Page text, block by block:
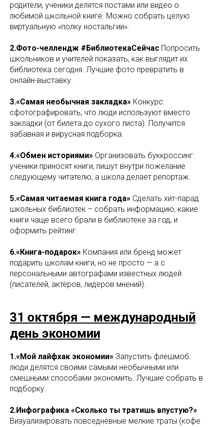
родители, ученики делятся постами или видео о
любимой школьной книге. Можно собрать целую
виртуальную «полку ностальгии».
2.Фото-челлендж #БиблиотекаСейчас Попросить
школьников и учителей показать, как выглядит их
библиотека сегодня. Лучшие фото превратить в
онлайн-выставку.
3.«Самая необычная закладка» Конкурс:
сфотографировать, что люди используют вместо
закладки (от билета до сухого листа). Получится
забавная и вирусная подборка.
4.«Обмен историями» Организовать буккроссинг:
ученики приносят книги, пишут внутри пожелание
следующему читателю, а школа делает репортаж.
5.«Самая читаемая книга года» Сделать хит-парад
школьных библиотек – собрать информацию, какие
книги чаще всего брали в библиотеке за год, и
оформить рейтинг.
6.«Книга-подарок» Компания или бренд может
подарить школам книги, но не просто — а с
персональными автографами известных людей
(писателей, актёров, лидеров мнений).
31 октября — международный
день экономии
1.«Мой лайфхак экономии» Запустить флешмоб:
люди делятся своими самыми необычными или
смешными способами экономить. Лучшие собрать в
подборку.
2.Инфографика «Сколько ты тратишь впустую?»
Визуализировать повседневные мелкие траты (кофе